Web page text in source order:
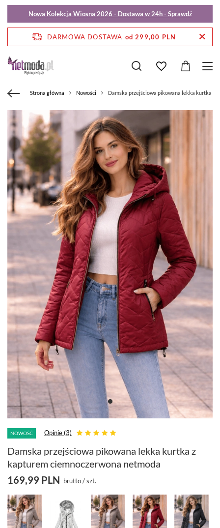
Nowa Kolekcja Wiosna 2026 - Dostawa w 24h - Sprawdź
DARMOWA DOSTAWA od 299,00 PLN
Strona główna Nowości Damska przejściowa pikowana lekka kurtka z
NOWOŚĆ Opinie (3)
Damska przejściowa pikowana lekka kurtka z
kapturem ciemnoczerwona netmoda
169,99 PLN brutto/szt.